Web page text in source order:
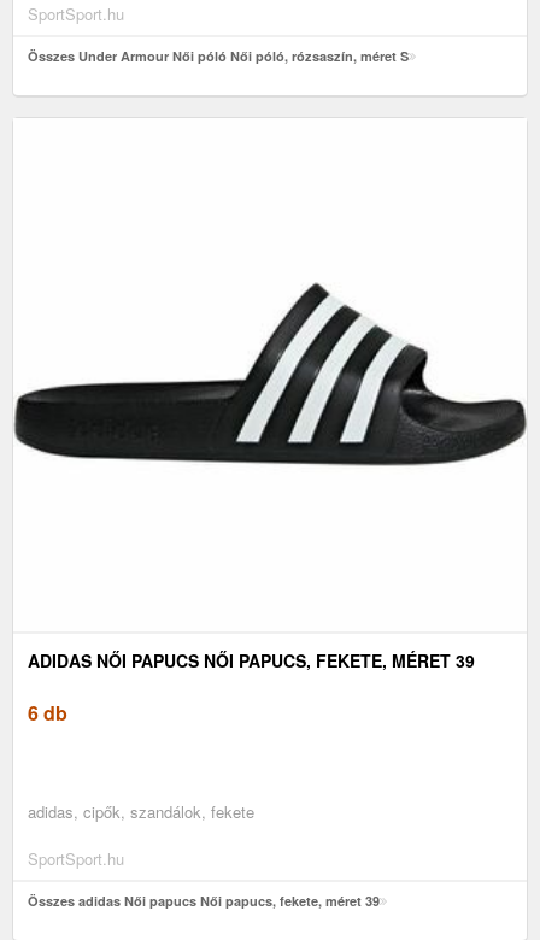
SportSport.hu
Összes Under Armour Női póló Női póló, rózsaszín, méret S
ADIDAS NŐI PAPUCS NŐI PAPUCS, FEKETE, MÉRET 39
6 db
adidas, cipők, szandálok, fekete
SportSport.hu
Összes adidas Női papucs Női papucs, fekete, méret 39